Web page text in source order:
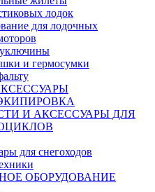
лодок
для лодочных
и гермосумки
И АКСЕССУАРЫ ДЛЯ
для снегоходов
ОБОРУДОВАНИЕ